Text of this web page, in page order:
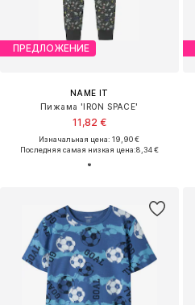
ПРЕДЛОЖЕНИЕ
NAME IT
Пижама 'IRON SPACE'
11,82 €
Изначальная цена: 19,90 €
Последняя самая низкая цена:8,34 €